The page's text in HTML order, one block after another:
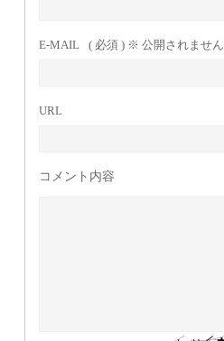
E-MAIL ( 必須 ) ※ 公開されません
URL
コメント内容